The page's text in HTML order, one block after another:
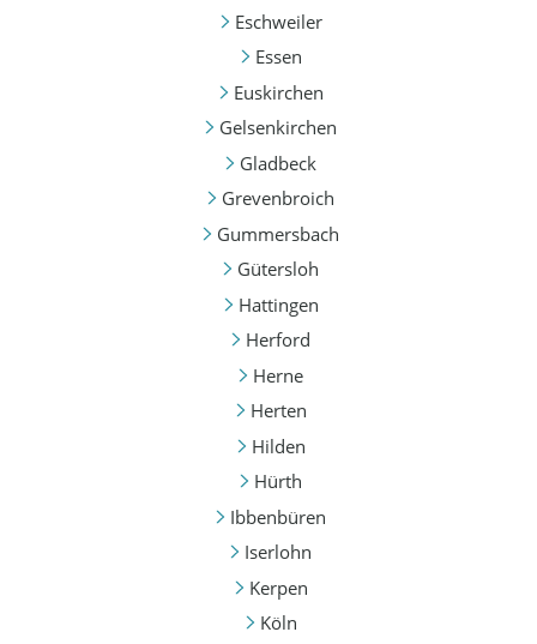
Eschweiler
Essen
Euskirchen
Gelsenkirchen
Gladbeck
Grevenbroich
Gummersbach
Gütersloh
Hattingen
Herford
Herne
Herten
Hilden
Hürth
Ibbenbüren
Iserlohn
Kerpen
Köln